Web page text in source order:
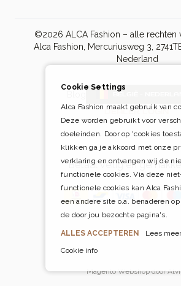
©2026 ALCA Fashion – alle rechten
Alca Fashion, Mercuriusweg 3,
Nederland
BELGIË -
DEALER LOGIN
Betaal veilig én
Magento Webshop door
Cookie Settings
Alca Fashion maakt gebruik van
Deze worden gebruikt voor
doeleinden. Door op 'cookies
klikken ga je akkoord met onze
verklaring en ontvangen wij de
functionele cookies. Via deze
functionele cookies kan Alca
een andere site o.a. benaderen op
de door jou bezochte pagina's.
ALLES ACCEPTEREN
Lees meer
Cookie info